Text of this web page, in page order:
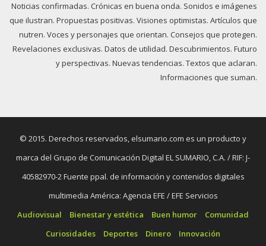
Noticias confirmadas. Crónicas en buena onda. Sonidos e imágenes
que ilustran. Propuestas positivas. Visiones optimistas. Artículos que
nutren. Voces y personajes que orientan. Consejos que protegen.
Revelaciones exclusivas. Datos de utilidad. Descubrimientos. Futuro
y perspectivas. Nuevas tendencias. Textos que aclaran.
Informaciones que suman.
© 2015. Derechos reservados, elsumario.com es un producto y
marca del Grupo de Comunicación Digital EL SUMARIO, C.A. / RIF: J-
40582970-2 Fuente ppal. de información y contenidos digitales
multimedia América: Agencia EFE / EFE Servicios
Audiovisual
Bienestar y estética Buen humor
Comunidad
Curiosidades
Deportes Dinero Innovación